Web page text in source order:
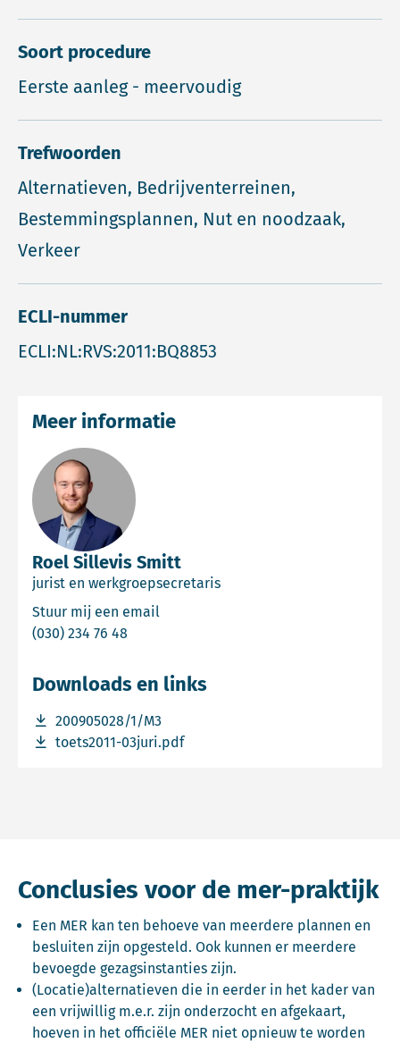
Soort procedure
Eerste aanleg - meervoudig
Trefwoorden
Alternatieven, Bedrijventerreinen,
Bestemmingsplannen, Nut en noodzaak,
Verkeer
ECLI-nummer
ECLI:NL:RVS:2011:BQ8853
Roel Sillevis Smitt
jurist en werkgroepsecretaris
Stuur mij een email
(030) 234 76 48
Meer informatie
Downloads en links
200905028/1/M3
Download bestand 200905028/1/M3
toets2011-03juri.pdf
Download bestand toets2011-03juri.pdf
Conclusies voor de mer-praktijk
Een MER kan ten behoeve van meerdere plannen en
besluiten zijn opgesteld. Ook kunnen er meerdere
bevoegde gezagsinstanties zijn.
(Locatie)alternatieven die in eerder in het kader van
een vrijwillig m.e.r. zijn onderzocht en afgekaart,
hoeven in het officiële MER niet opnieuw te worden